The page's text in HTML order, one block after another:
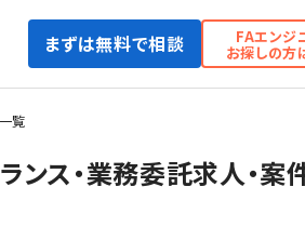
まずは無料で相談 FAエンジ
お探しの方
覧
ス・業務委託求人・案